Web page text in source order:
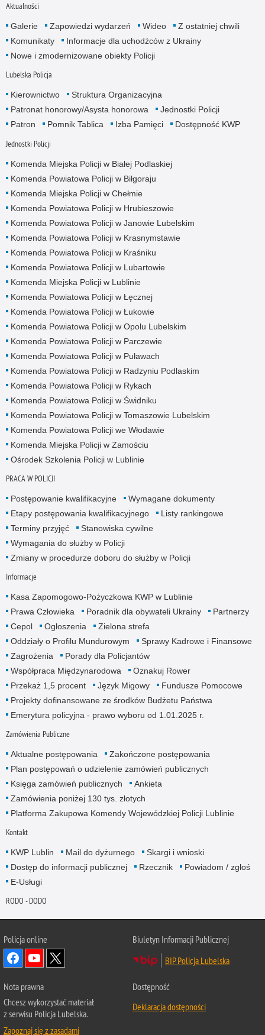
Aktualności
Galerie Zapowiedzi wydarzeń Wideo
Z ostatniej chwili
Komunikaty
Informacje dla uchodźców z Ukrainy
Nowe i zmodernizowane obiekty Policji
Lubelska Policja
Kierownictwo
Struktura Organizacyjna
Patronat honorowy/Asysta honorowa
Jednostki Policji
Patron
Pomnik Tablica Izba Pamięci Dostępność KWP
Jednostki Policji
Komenda Miejska Policji w Białej Podlaskiej
Komenda Powiatowa Policji w Biłgoraju
Komenda Miejska Policji w Chełmie
Komenda Powiatowa Policji w Hrubieszowie
Komenda Powiatowa Policji w Janowie Lubelskim
Komenda Powiatowa Policji w Krasnymstawie
Komenda Powiatowa Policji w Kraśniku
Komenda Powiatowa Policji w Lubartowie
Komenda Miejska Policji w Lublinie
Komenda Powiatowa Policji w Łęcznej
Komenda Powiatowa Policji w Łukowie
Komenda Powiatowa Policji w Opolu Lubelskim
Komenda Powiatowa Policji w Parczewie
Komenda Powiatowa Policji w Puławach
Komenda Powiatowa Policji w Radzyniu Podlaskim
Komenda Powiatowa Policji w Rykach
Komenda Powiatowa Policji w Świdniku
Komenda Powiatowa Policji w Tomaszowie Lubelskim
Komenda Powiatowa Policji we Włodawie
Komenda Miejska Policji w Zamościu
Ośrodek Szkolenia Policji w Lublinie
PRACA W POLICJI
Postępowanie kwalifikacyjne
Wymagane dokumenty
Etapy postępowania kwalifikacyjnego
Listy rankingowe
Terminy przyjęć
Stanowiska cywilne
Wymagania do służby w Policji
Zmiany w procedurze doboru do służby w Policji
Informacje
Kasa Zapomogowo-Pożyczkowa KWP w Lublinie
Prawa Człowieka
Poradnik dla obywateli Ukrainy
Partnerzy
Cepol
Ogłoszenia
Zielona strefa
Oddziały o Profilu Mundurowym
Sprawy Kadrowe i Finansowe
Zagrożenia
Porady dla Policjantów
Współpraca Międzynarodowa
Oznakuj Rower
Przekaż 1,5 procent
Język Migowy
Fundusze Pomocowe
Projekty dofinansowane ze środków Budżetu Państwa
Emerytura policyjna - prawo wyboru od 1.01.2025 r.
Zamówienia Publiczne
Aktualne postępowania
Zakończone postępowania
Plan postępowań o udzielenie zamówień publicznych
Księga zamówień publicznych
Ankieta
Zamówienia poniżej 130 tys. złotych
Platforma Zakupowa Komendy Wojewódzkiej Policji Lublinie
Kontakt
KWP Lublin Mail do dyżurnego
Skargi i wnioski
Dostęp do informacji publicznej
Rzecznik
Powiadom / zgłoś
E-Usługi
RODO - DODO
Policja online
Biuletyn Informacji Publicznej
BIP Policja Lubelska
Nota prawna
Chcesz wykorzystać materiał
z serwisu Policja Lubelska.
Zapoznaj się z zasadami
Dostępność
Deklaracja dostępności